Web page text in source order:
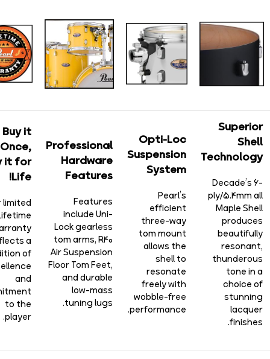
Superior
Shell
Technology
Decade’s 6-
ply/5.4mm all
Maple Shell
produces
beautifully
resonant,
thunderous
tone in a
choice of
stunning
lacquer
finishes.
Opti-Loc
Suspension
System
Pearl’s
efficient
three-way
tom mount
allows the
shell to
resonate
freely with
wobble-free
performance.
Professional
Hardware
Features
Features
include Uni-
Lock gearless
tom arms, R40
Air Suspension
Floor Tom Feet,
and durable
low-mass
tuning lugs.
Buy it
Once,
it for
Life!
limited
a
of
and
to the
player.